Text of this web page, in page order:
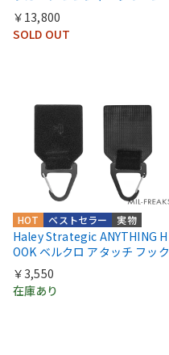
￥13,800
SOLD OUT
実物
ベストセラー
HOT
Haley Strategic ANYTHING H
OOK ベルクロ アタッチ フック
￥3,550
在庫あり